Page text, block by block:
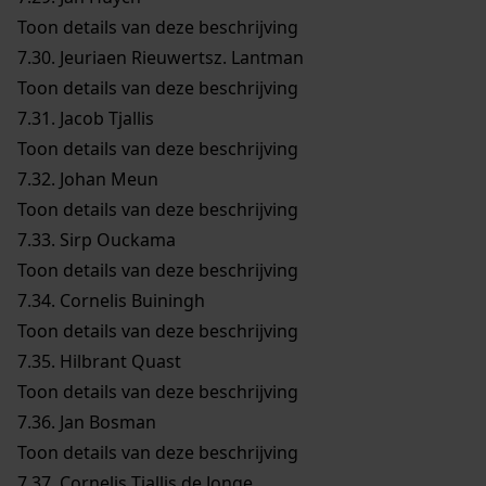
Toon details van deze beschrijving
7.30. Jeuriaen Rieuwertsz. Lantman
Toon details van deze beschrijving
7.31. Jacob Tjallis
Toon details van deze beschrijving
7.32. Johan Meun
Toon details van deze beschrijving
7.33. Sirp Ouckama
Toon details van deze beschrijving
7.34. Cornelis Buiningh
Toon details van deze beschrijving
7.35. Hilbrant Quast
Toon details van deze beschrijving
7.36. Jan Bosman
Toon details van deze beschrijving